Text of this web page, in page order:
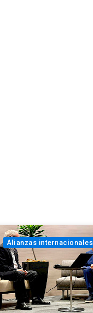
Alianzas internacionales